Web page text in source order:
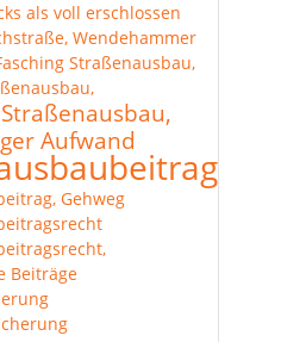
als voll erschlossen
Wendehammer
Straßenausbau,
Straßenausbau,
Aufwand
Gehweg
Beiträge